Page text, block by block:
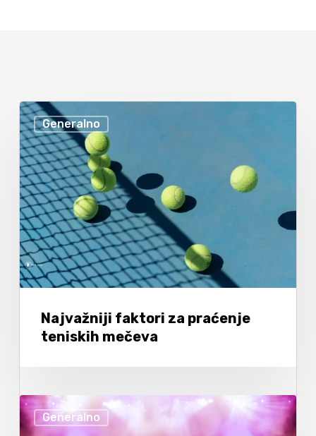
Generalno
Najvažniji faktori za praćenje
teniskih mečeva
Generalno